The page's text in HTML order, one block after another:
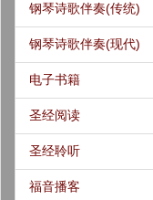
钢琴诗歌伴奏(传统)
钢琴诗歌伴奏(现代)
电子书籍
圣经阅读
圣经聆听
福音播客